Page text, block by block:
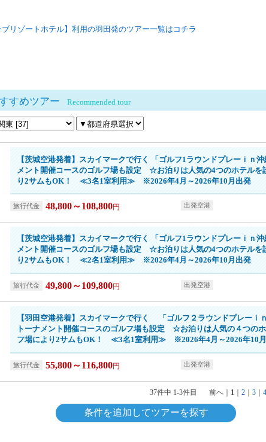
ブリゾートホテル】利用の羽田発のツアー一覧はコチラ
すめツアー Recommended tour
【茨城空港発着】スカイマークで行く 「ゴルフ1ラウンドプレーｉ
メント開催コースのゴルフ場も設定 ☆お泊りは人気の4つのホテル
り2サムもOK！ ≪3名1室利用≫ ※2026年4月～2026年10月出発
48,800～108,800円
【茨城空港発着】スカイマークで行く 「ゴルフ1ラウンドプレーｉ
メント開催コースのゴルフ場も設定 ☆お泊りは人気の4つのホテル
り2サムもOK！ ≪2名1室利用≫ ※2026年4月～2026年10月出発
49,800～109,800円
【羽田空港発着】スカイマークで行く 「ゴルフ２ラウンドプレ
トーナメント開催コースのゴルフ場も設定 ☆お泊りは人気の４つ
フ場により2サムもOK！ ≪3名1室利用≫ ※2026年4月～2026年10
55,800～116,800円
37件中 1-3件目 前へ ｜ 1 ｜2 ｜3 ｜4
条件を追加してツアーを探す